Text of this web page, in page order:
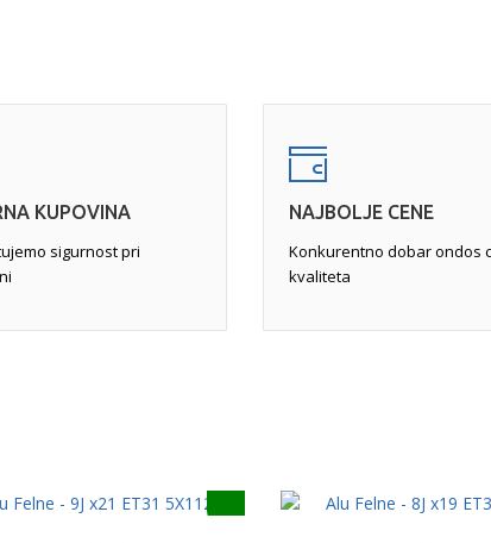
na unutrašnjoj strani
za popravku svih
ukoliko je moguća, se vrši
KUPOVINA
sigurnost pri
NAJBOLJE CENE
Konkurentno dobar ondos
kvaliteta